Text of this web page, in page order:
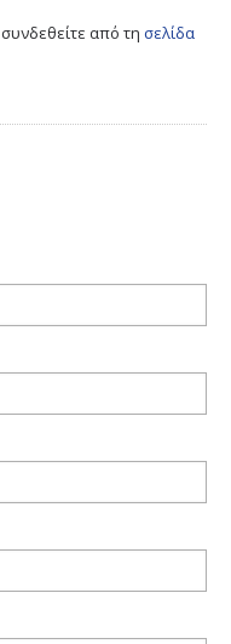
από τη σελίδα